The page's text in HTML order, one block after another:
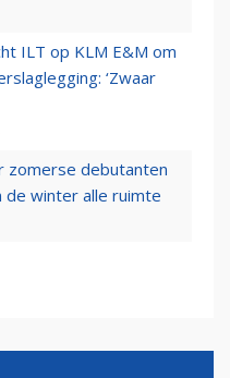
ILT op KLM E&M om
‘Zwaar
zomerse debutanten
de winter alle ruimte